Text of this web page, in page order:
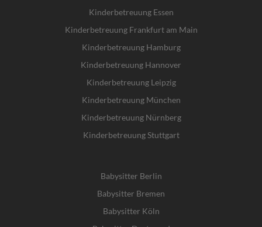
Kinderbetreuung Essen
Kinderbetreuung Frankfurt am Main
Kinderbetreuung Hamburg
Kinderbetreuung Hannover
Kinderbetreuung Leipzig
Kinderbetreuung München
Kinderbetreuung Nürnberg
Kinderbetreuung Stuttgart
Babysitter Berlin
Babysitter Bremen
Babysitter Köln